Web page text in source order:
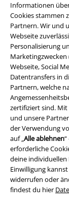
Informationen
Cookies stammen
Partnern. Wir und
Webseite
Personalisierung
Marketingzwecken
Webseite, Social
Datentransfers in
Partnern, welche
zertifiziert sind. Mit
und unsere
der Verwendung
auf „Alle ablehnen
erforderliche
deine individuellen
Einwilligung
widerrufen oder
findest du hier
Rechtliches
AGB
Impressum
Datenschutz
Entsorgung und